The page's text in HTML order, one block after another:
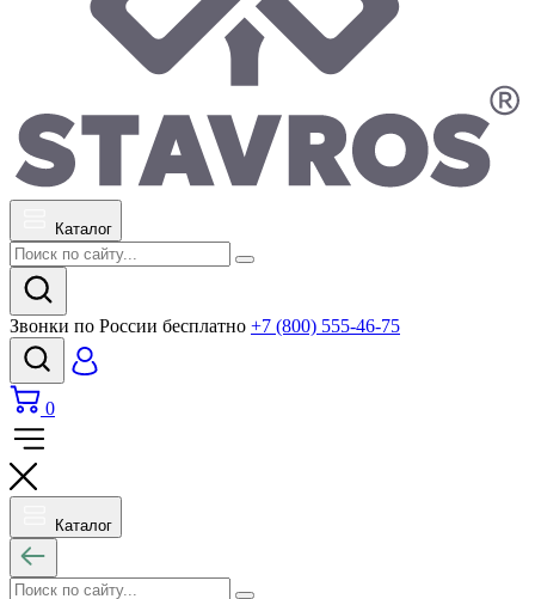
Каталог
Звонки по России бесплатно +7 (800) 555-46-75
0
Каталог